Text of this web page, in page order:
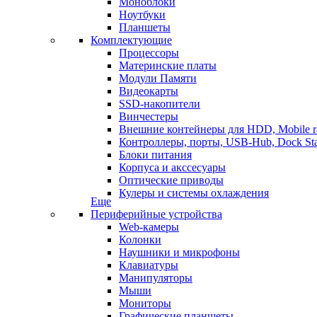
Ноутбуки
Планшеты
Комплектующие
Процессоры
Материнские платы
Модули Памяти
Видеокарты
SSD-накопители
Винчестеры
Внешние контейнеры для HDD, Mobile
Контроллеры, порты, USB-Hub, Dock
Блоки питания
Корпуса и акссесуары
Оптические приводы
Кулеры и системы охлаждения
Еще
Периферийные устройства
Web-камеры
Колонки
Наушники и микрофоны
Клавиатуры
Манипуляторы
Мыши
Мониторы